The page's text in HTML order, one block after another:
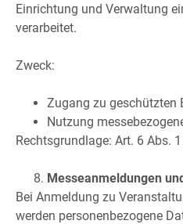
Einrichtung und Verwaltung
verarbeitet.
Zweck:
Zugang zu geschützten
Nutzung
Rechtsgrundlage: Art. 6 Abs.
Messeanmeldungen
Bei Anmeldung zu
werden personenbezogene